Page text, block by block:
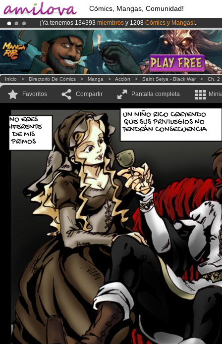
Cómics, Mangas, Comunidad!
¡Ya tenemos 134393 miembros y 1208 Cómics y Mangas!.
¡El Kickstarter Amilova está desormado lanzado!.
¡Conviertete en Premium por3.95 euros al mes!Hazte Premium ya
Inicio > Directorio De Cómics > Manga > Acción > Saint Seiya - Black War > Ch. 2
Favoritos Compartir Pantalla completa
NO ERES
DIFERENTE
DE MIS
PRIMOS
UN NIÑO RICO CREYENDO
QUE SUS PRIVILEGIOS NO
TENDRÁN CONSECUENCIA